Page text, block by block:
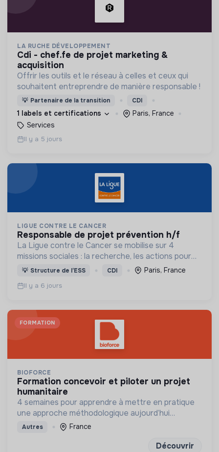
LA RUCHE DÉVELOPPEMENT
cdi - chef.fe de projet marketing &
acquisition
Offrir les outils et le réseau à celles et ceux qui
souhaitent entreprendre de manière responsable !
💡 Partenaire de la transition CDI
1 labels et certifications
Paris, France
Services
Il y a 5 jours
LIGUE CONTRE LE CANCER
responsable de projet prévention h/f
La Ligue contre le Cancer se mobilise sur 4
missions sociales : la recherche, les actions pour
les personnes malades, la prévention & promotion
💡 Structure de l’ESS CDI Paris, France
Il y a 6 jours
FORMATION
BIOFORCE
formation concevoir et piloter un projet
humanitaire
4 semaines pour apprendre à mettre en pratique
une approche méthodologique aujourd’hui
incontournable pour concevoir vos projets de
Autres France
Découvrir